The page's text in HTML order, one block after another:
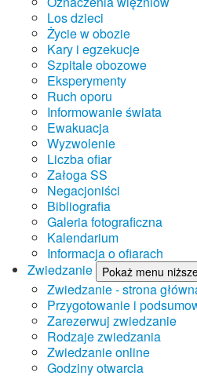
Los dzieci
Życie w obozie
Kary i egzekucje
Szpitale obozowe
Eksperymenty
Ruch oporu
Informowanie świata
Ewakuacja
Wyzwolenie
Liczba ofiar
Załoga SS
Negacjoniści
Bibliografia
Galeria fotograficzna
Kalendarium
Informacja o ofiarach
Zwiedzanie
Pokaż menu
Zwiedzanie - strona
Przygotowanie i
Zarezerwuj zwiedzanie
Rodzaje zwiedzania
Zwiedzanie online
Godziny otwarcia